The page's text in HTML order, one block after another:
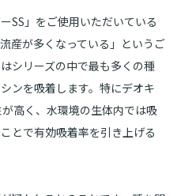
SS」をご使用いただいている
産が多くなっている」というご
シリーズの中で最も多くの種
ンを吸着します。特にデオキ
高く、水環境の生体内では吸
とで有効吸着率を引き上げる